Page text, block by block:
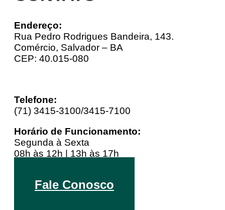
Endereço:
Rua Pedro Rodrigues Bandeira, 143.
Comércio, Salvador – BA
CEP: 40.015-080
Telefone:
(71) 3415-3100/3415-7100
Horário de Funcionamento:
Segunda à Sexta
08h às 12h | 13h às 17h
Fale Conosco